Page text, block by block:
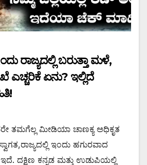
ರಾಜ್ಯದಲ್ಲಿ ಬರುತ್ತಾ ಮಳೆ,
ಏನು? ಇಲ್ಲಿದೆ
ತಮಗೆಲ್ಲ ಮೀಡಿಯಾ ಚಾಣಕ್ಯ ಅಧಿಕೃತ
ಇಂದು ಹಗುರವಾದ
ದಕ್ಷಿಣ ಕನ್ನಡ ಮತ್ತು ಉಡುಪಿಯಲ್ಲಿ